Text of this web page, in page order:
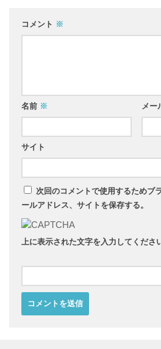
コメント ※
名前 ※ メー
サイト
次回のコメントで使用するためブ
ールアドレス、サイトを保存する。
上に表示された文字を入力してくださ